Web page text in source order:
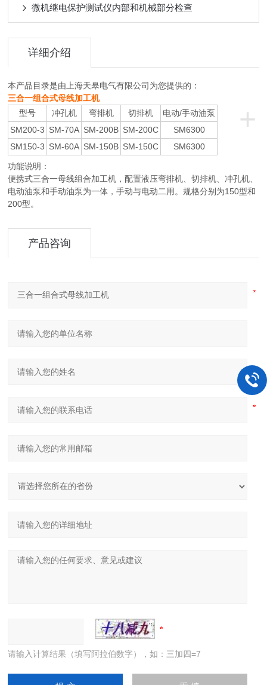
微机继电保护测试仪内部和机械部分检查
详细介绍
本产品目录是由上海天皋电气有限公司为您提供的：
三合一组合式母线加工机
+
型号 冲孔机 弯排机 切排机
电动/手动油泵
SM200-3 SM-70A SM-200B SM-200C
SM6300
SM150-3 SM-60A SM-150B SM-150C SM6300
功能说明：
便携式三合一母线组合加工机，配置液压弯排机、切排机、冲孔机、
电动油泵和手动油泵为一体，手动与电动二用。规格分别为150型和
200型。
产品咨询
请输入计算结果（填写阿拉伯数字），如：三加四=7